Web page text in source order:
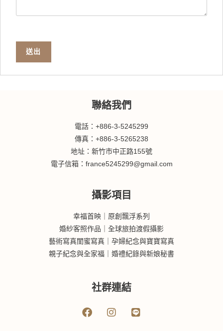
送出
聯絡我們
電話：+886-3-5245299
傳真：+886-3-5265238
地址：新竹市中正路155號
電子信箱：france5245299@gmail.com
攝影項目
幸福首映｜原創飄浮系列
婚紗客照作品｜全球旅拍渡假攝影
藝術寫真閨蜜寫真｜孕婦紀念與寶寶寫真
親子紀念與全家福｜婚禮紀錄與新娘秘書
社群連結